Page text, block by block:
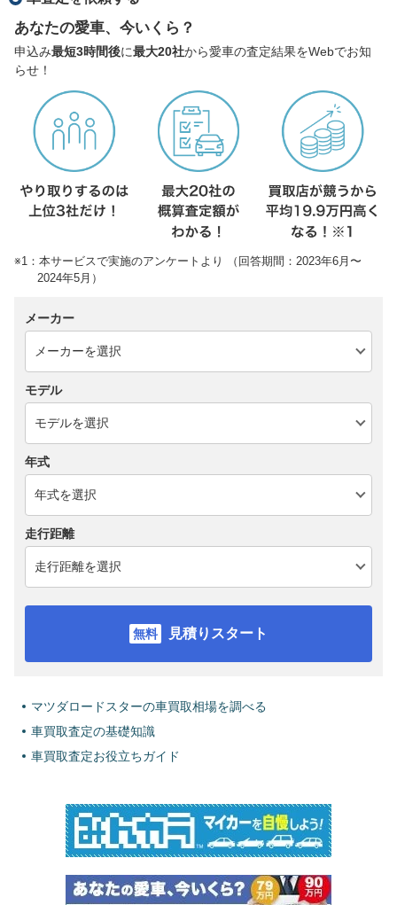
あなたの愛車、今いくら？
申込み最短3時間後に最大20社から愛車の査定結果をWebでお知
らせ！
※1：本サービスで実施のアンケートより （回答期間：2023年6月〜
2024年5月）
メーカー
モデル
年式
走行距離
見積りスタート
マツダロードスターの車買取相場を調べる
車買取査定の基礎知識
車買取査定お役立ちガイド